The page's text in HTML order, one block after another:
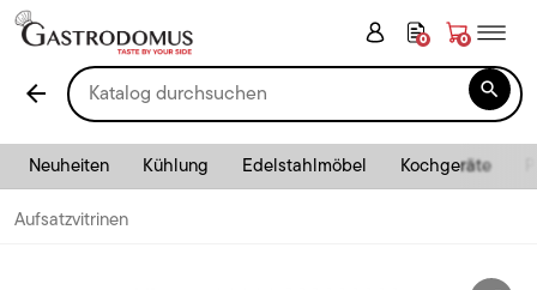
0 0
arrow_back 
Neuheiten Kühlung Edelstahlmöbel Kochgeräte
Aufsatzvitrinen